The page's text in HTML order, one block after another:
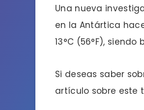
Una nueva
en la Antártica
13°C (56°F),
Si deseas saber
artículo sobre este